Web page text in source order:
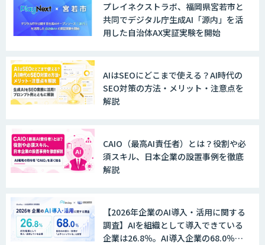
Explaza 生成AI Partner｜AIエージェン
GENIEE SFA/CRM
WAN-RECORD Plus
Explaza 生成AI Partner | AX
プレイネクストラボ、福岡県宮若市と
共同でデジタル庁生成AI「源内」を活
用した自治体AX実証実験を開始
AIはSEOにどこまで使える？AI時代の
SEO対策の方法・メリット・注意点を
解説
CAIO（最高AI責任者）とは？役割や必
須スキル、日本企業の設置事例を徹底
解説
【2026年企業のAI導入・活用に関する
調査】AIを組織として導入できている
企業は26.8％。AI導入企業の68.0％